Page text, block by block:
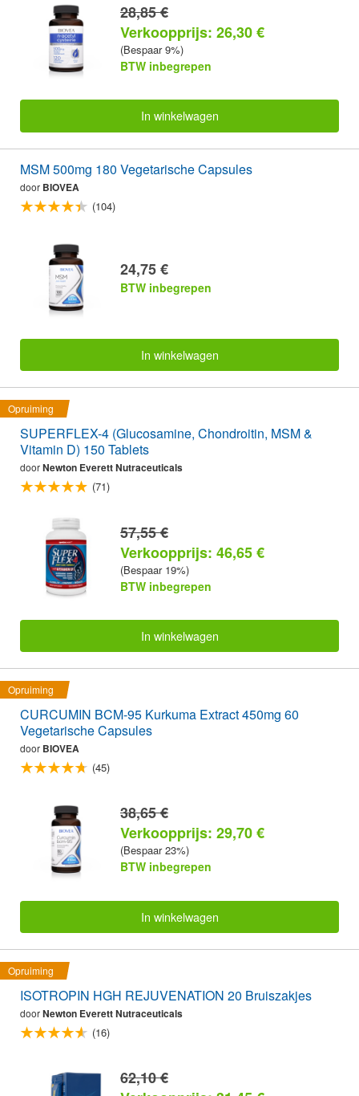
28,85 €
Verkoopprijs: 26,30 €
(Bespaar 9%)
BTW inbegrepen
In winkelwagen
MSM 500mg 180 Vegetarische Capsules
door BIOVEA
(104)
24,75 €
BTW inbegrepen
In winkelwagen
Opruiming
SUPERFLEX-4 (Glucosamine, Chondroitin, MSM &
Vitamin D) 150 Tablets
doorNewton Everett Nutraceuticals
(71)
57,55 €
Verkoopprijs: 46,65 €
(Bespaar 19%)
BTW inbegrepen
In winkelwagen
Opruiming
CURCUMIN BCM-95 Kurkuma Extract 450mg 60
Vegetarische Capsules
door BIOVEA
(45)
38,65 €
Verkoopprijs: 29,70 €
(Bespaar 23%)
BTW inbegrepen
In winkelwagen
Opruiming
ISOTROPIN HGH REJUVENATION 20 Bruiszakjes
doorNewton Everett Nutraceuticals
(16)
62,10 €